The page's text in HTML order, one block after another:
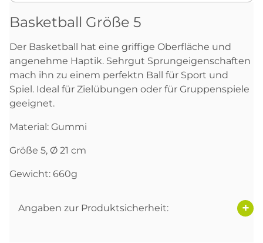
Basketball Größe 5
Der Basketball hat eine griffige Oberfläche und
angenehme Haptik. Sehrgut Sprungeigenschaften
mach ihn zu einem perfektn Ball für Sport und
Spiel. Ideal für Zielübungen oder für Gruppenspiele
geeignet.
Material: Gummi
Größe 5, Ø 21 cm
Gewicht: 660g
Angaben zur Produktsicherheit: